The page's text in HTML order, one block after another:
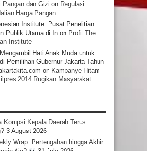
Pangan dan Gizi on Regulasi
Harga Pangan
Institute: Pusat Penelitian
Publik Utama di In on Profil The
Institute
Hati Anak Muda untuk
Pemilihan Gubernur Jakarta Tahun
on Kampanye Hitam
2014 Rugikan Masyarakat
Korupsi Kepala Daerah Terus
3 August 2026
Wrap: Pertengahan hingga Akhir